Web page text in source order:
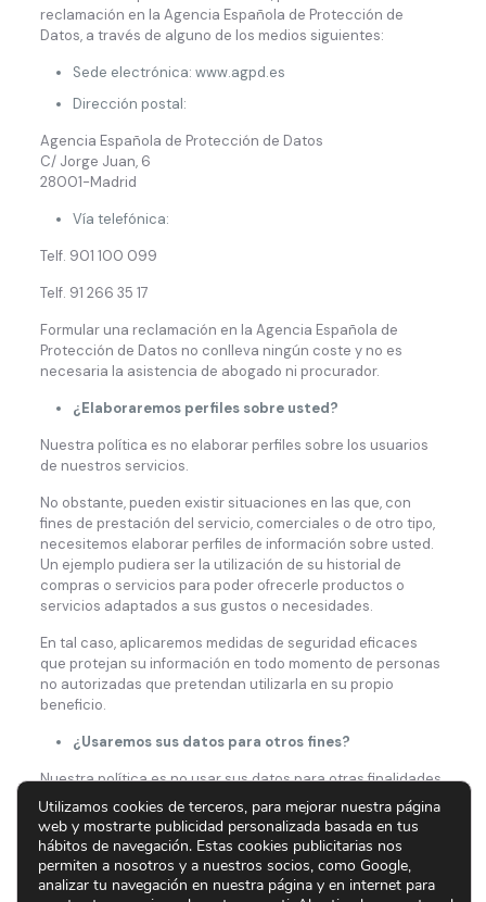
reclamación en la Agencia Española de Protección de
Datos, a través de alguno de los medios siguientes:
Sede electrónica: www.agpd.es
Dirección postal:
Agencia Española de Protección de Datos
C/ Jorge Juan, 6
28001-Madrid
Vía telefónica:
Telf. 901 100 099
Telf. 91 266 35 17
Formular una reclamación en la Agencia Española de
Protección de Datos no conlleva ningún coste y no es
necesaria la asistencia de abogado ni procurador.
¿Elaboraremos perfiles sobre usted?
Nuestra política es no elaborar perfiles sobre los usuarios
de nuestros servicios.
No obstante, pueden existir situaciones en las que, con
fines de prestación del servicio, comerciales o de otro tipo,
necesitemos elaborar perfiles de información sobre usted.
Un ejemplo pudiera ser la utilización de su historial de
compras o servicios para poder ofrecerle productos o
servicios adaptados a sus gustos o necesidades.
En tal caso, aplicaremos medidas de seguridad eficaces
que protejan su información en todo momento de personas
no autorizadas que pretendan utilizarla en su propio
beneficio.
¿Usaremos sus datos para otros fines?
Nuestra política es no usar sus datos para otras finalidades
distintas a las que le hemos explicado. Si, no obstante,
necesitásemos usar sus datos para actividades distintas,
siempre le solicitaremos previamente su permiso a través
de opciones claras que le permitirán decidir al respecto.
Utilizamos cookies de terceros, para mejorar nuestra página
web y mostrarte publicidad personalizada basada en tus
hábitos de navegación. Estas cookies publicitarias nos
permiten a nosotros y a nuestros socios, como Google,
analizar tu navegación en nuestra página y en internet para